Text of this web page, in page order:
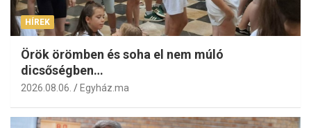
HÍREK
Örök örömben és soha el nem múló
dicsőségben…
2026.08.06. Egyház.ma